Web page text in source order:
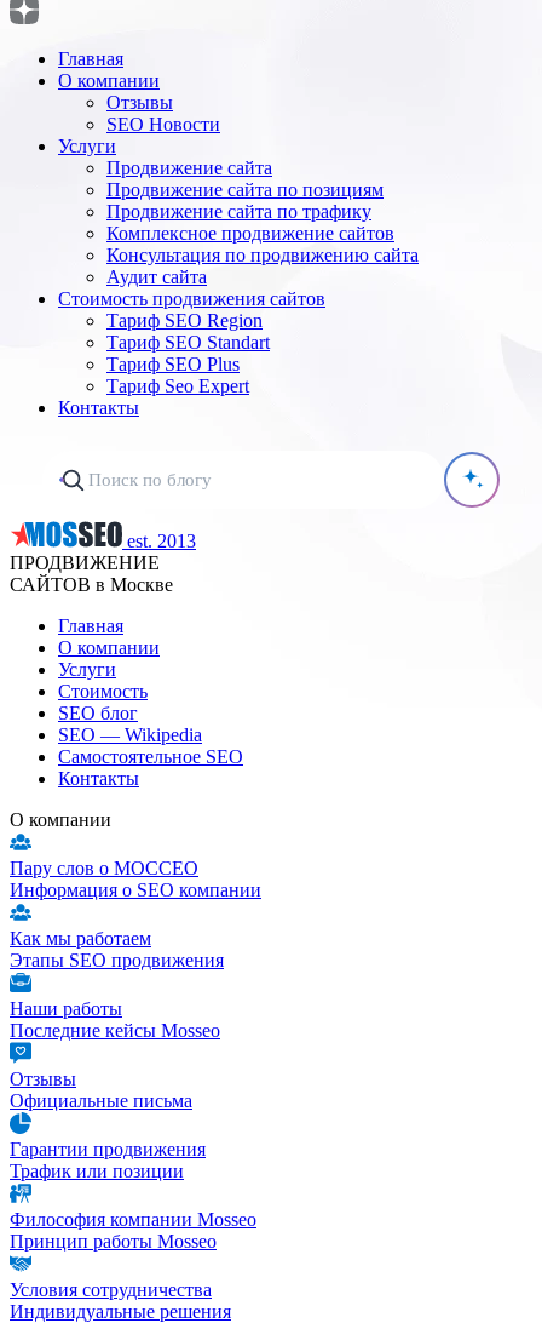
Главная
О компании
Отзывы
SEO Новости
Услуги
Продвижение сайта
Продвижение сайта по позициям
Продвижение сайта по трафику
Комплексное продвижение сайтов
Консультация по продвижению сайта
Аудит сайта
Стоимость продвижения сайтов
Тариф SEO Region
Тариф SEO Standart
Тариф SEO Plus
Тариф Seo Expert
Контакты
est. 2013
ПРОДВИЖЕНИЕ
САЙТОВ в Москве
Главная
О компании
Услуги
Стоимость
SEO блог
SEO — Wikipedia
Самостоятельное SEO
Контакты
О компании
Пару слов о МОССЕО
Информация о SEO компании
Как мы работаем
Этапы SEO продвижения
Наши работы
Последние кейсы Mosseo
Отзывы
Официальные письма
Гарантии продвижения
Трафик или позиции
Философия компании Mosseo
Принцип работы Mosseo
Условия сотрудничества
Индивидуальные решения